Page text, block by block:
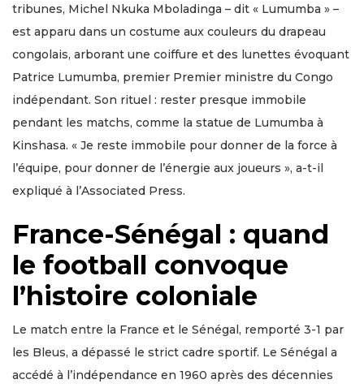
tribunes, Michel Nkuka Mboladinga – dit « Lumumba » –
est apparu dans un costume aux couleurs du drapeau
congolais, arborant une coiffure et des lunettes évoquant
Patrice Lumumba, premier Premier ministre du Congo
indépendant. Son rituel : rester presque immobile
pendant les matchs, comme la statue de Lumumba à
Kinshasa. « Je reste immobile pour donner de la force à
l’équipe, pour donner de l’énergie aux joueurs », a-t-il
expliqué à l’Associated Press.
France-Sénégal : quand
le football convoque
l’histoire coloniale
Le match entre la France et le Sénégal, remporté 3-1 par
les Bleus, a dépassé le strict cadre sportif. Le Sénégal a
accédé à l’indépendance en 1960 après des décennies